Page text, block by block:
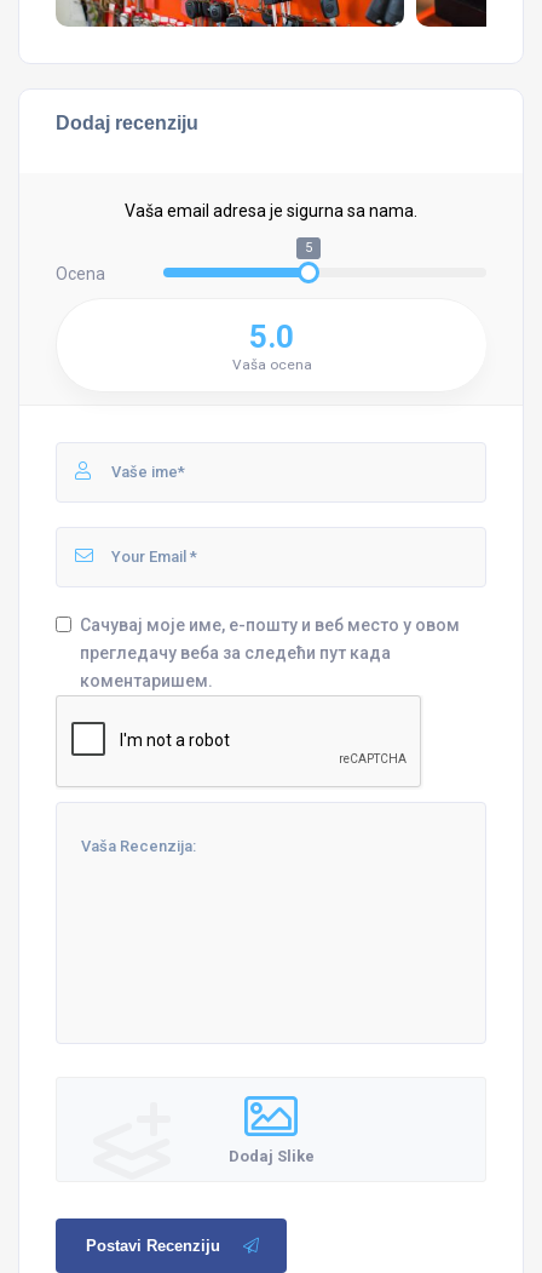
Dodaj recenziju
Vaša email adresa je sigurna sa nama.
Ocena
5
5.0
Vaša ocena
Сачувај моје име, е-пошту и веб место у овом
прегледачу веба за следећи пут када
коментаришем.
Dodaj Slike
Postavi Recenziju